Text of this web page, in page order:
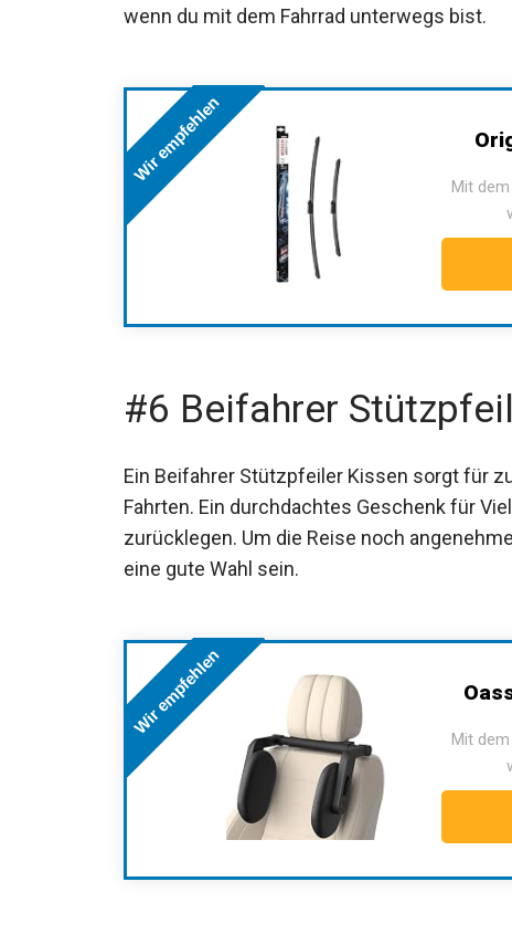
wenn du mit dem Fahrrad unterwegs bist.
Wir empfehlen
Mit
#6 Beifahrer
Ein Beifahrer Stützpfeiler Kissen sorgt für
Fahrten. Ein durchdachtes Geschenk für
zurücklegen. Um die Reise noch
eine gute Wahl sein.
Wir empfehlen
Mit